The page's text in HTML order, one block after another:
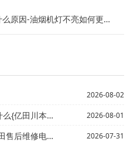
亮如何更换-,方太油烟机滴水是正常现象吗？...
2026-08-02
灶打不着火怎么办 2026-08-01
修电话2027年 2026-07-31